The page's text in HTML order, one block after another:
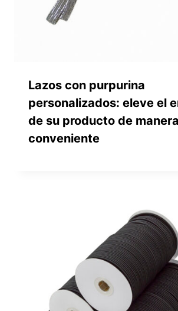
Lazos con purpurina
personalizados: eleve el
de su producto de manera
conveniente